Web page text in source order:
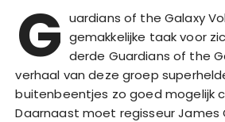
G uardians of the Galaxy
gemakkelijke taak voor
derde Guardians of the
verhaal van deze groep
buitenbeentjes zo goed mogelijk
Daarnaast moet regisseur James